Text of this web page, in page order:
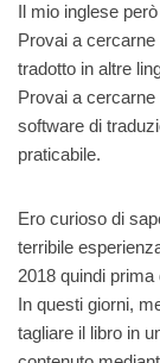
Il mio inglese
Provai a cercarne
tradotto in altre
Provai a cercarne
software di
praticabile.
Ero curioso di
terribile
2018 quindi prima
In questi giorni,
tagliare il libro in